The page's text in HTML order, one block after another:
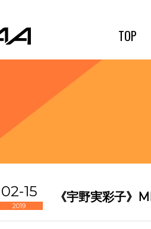
TOP
02-15
2019
《宇野実彩子》